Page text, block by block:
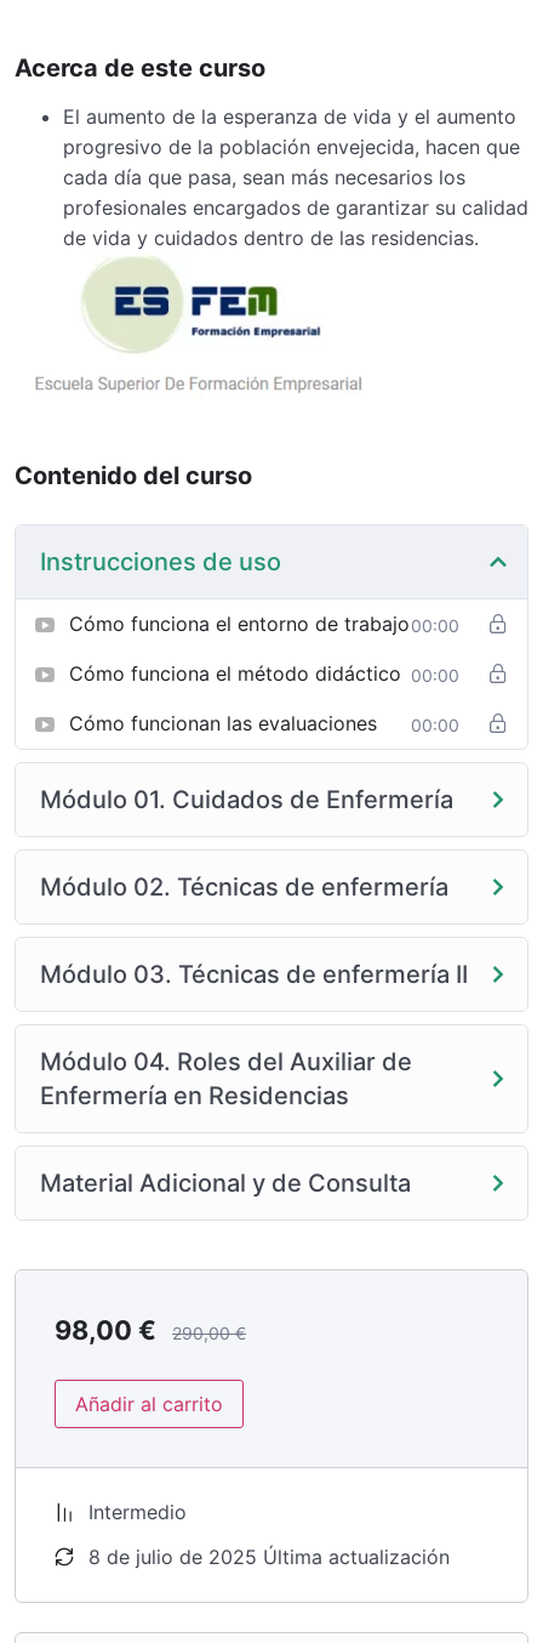
Acerca de este curso
El aumento de la esperanza de vida y el aumento
progresivo de la población envejecida, hacen que
cada día que pasa, sean más necesarios los
profesionales encargados de garantizar su calidad
de vida y cuidados dentro de las residencias.
Contenido del curso
Instrucciones de uso
Cómo funciona el entorno de trabajo00:00
Cómo funciona el método didáctico 00:00
Cómo funcionan las evaluaciones 00:00
Módulo 01. Cuidados de Enfermería
Módulo 02. Técnicas de enfermería
Módulo 03. Técnicas de enfermería II
Módulo 04. Roles del Auxiliar de
Enfermería en Residencias
Material Adicional y de Consulta
98,00 € 290,00€
Añadir al carrito
Intermedio
8 de julio de 2025 Última actualización